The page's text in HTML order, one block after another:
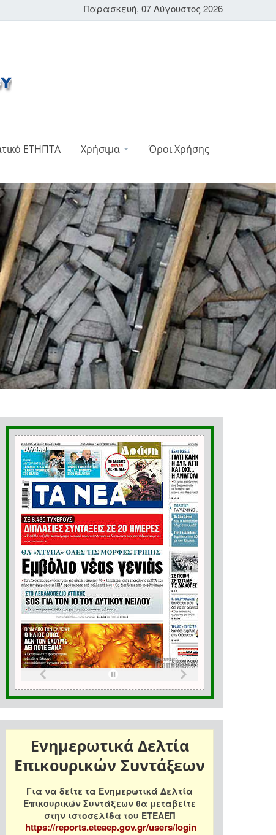
Παρασκευή, 07 Αύγουστος 2026
ΕΤΗΠΤΑ Χρήσιμα Όροι Χρήσης
Ενημερωτικά Δελτία
Επικουρικών Συντάξεων
Για να δείτε τα Ενημερωτικά Δελτία
Επικουρικών Συντάξεων θα μεταβείτε
στην ιστοσελίδα του ΕΤΕΑΕΠ
https://reports.eteaep.gov.gr/users/login